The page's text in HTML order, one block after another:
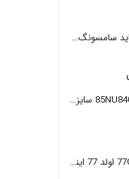
یخچال ساید بای ساید سامسونگ RM90
تلویزیون ال جی 85NU840B سایز 85 اینچ 2026
تلویزیون ال جی 77G6 اولد 77 اینچ 2026